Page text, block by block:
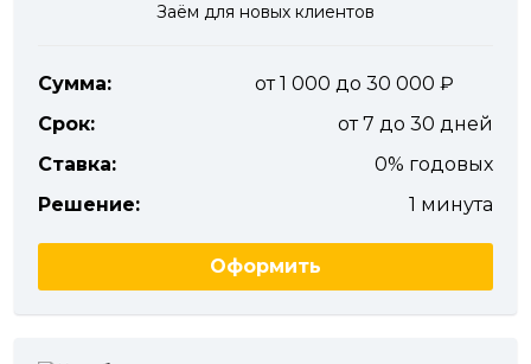
Заём для новых клиентов
Сумма:
от 1 000 до 30 000
Срок:
от 7 до 30 дней
Ставка:
0% годовых
Решение:
1 минута
Оформить